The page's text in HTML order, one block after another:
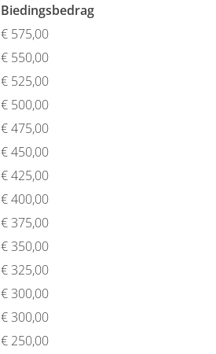
Biedingsbedrag
€ 575,00
€ 550,00
€ 525,00
€ 500,00
€475,00
€450,00
€425,00
€400,00
€ 375,00
€ 350,00
€ 325,00
€ 300,00
€ 300,00
€ 250,00